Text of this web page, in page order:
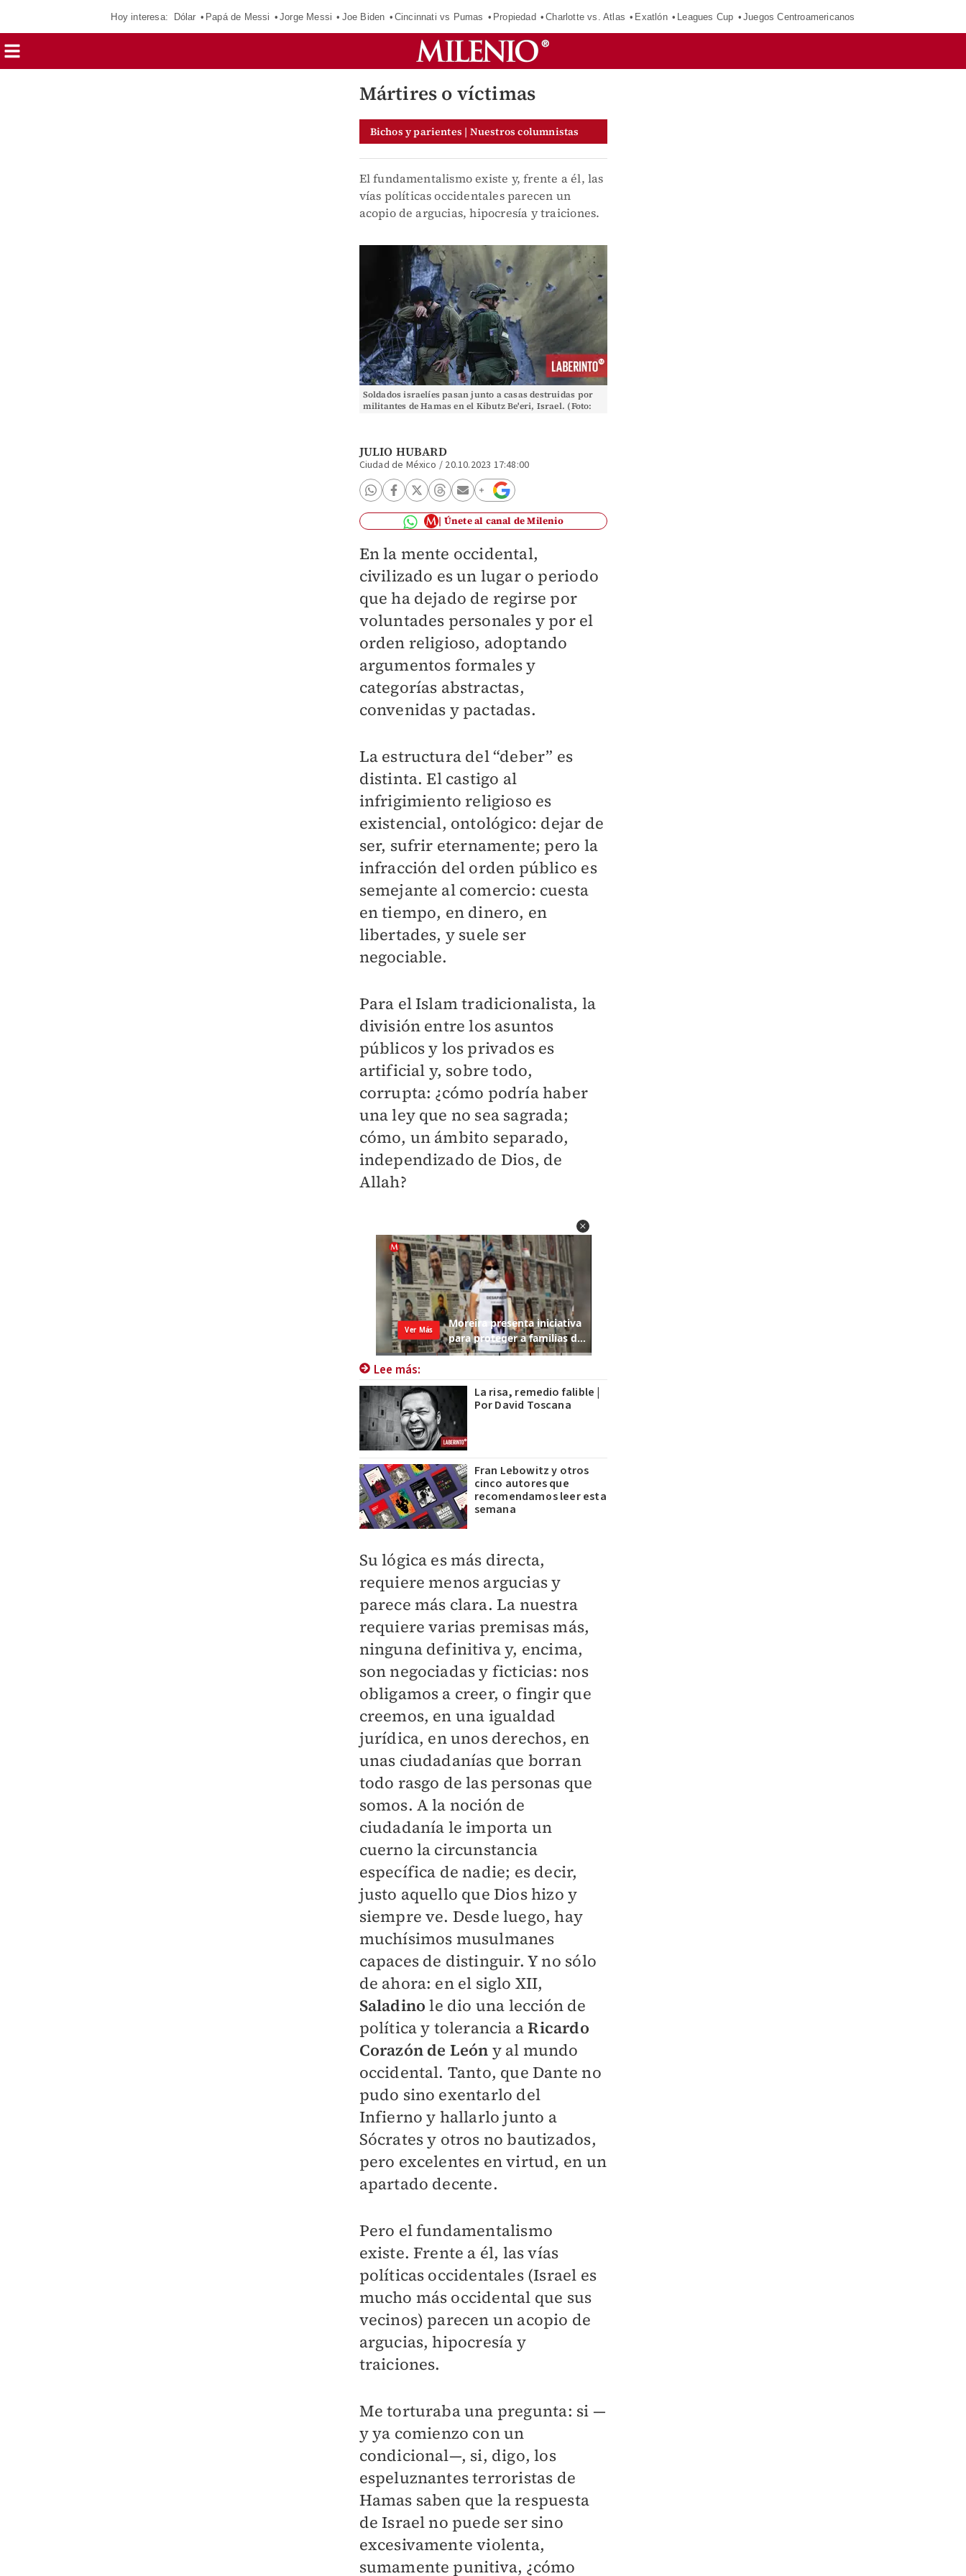
Hoy interesa: Dólar Papá de Messi Jorge Messi Joe Biden Cincinnati vs Pumas Propiedad Charlotte vs. Atlas Exatlón Leagues Cup Juegos Centroamericanos
Mártires o víctimas
Bichos y parientes | Nuestros columnistas
El fundamentalismo existe y, frente a él, las
vías políticas occidentales parecen un
acopio de argucias, hipocresía y traiciones.
Soldados israelíes pasan junto a casas destruidas por
militantes de Hamas en el Kibutz Be'eri, Israel. (Foto:
JULIO HUBARD
Ciudad de México / 20.10.2023 17:48:00
Únete al canal de Milenio
En la mente occidental,
civilizado es un lugar o periodo
que ha dejado de regirse por
voluntades personales y por el
orden religioso, adoptando
argumentos formales y
categorías abstractas,
convenidas y pactadas.
La estructura del “deber” es
distinta. El castigo al
infrigimiento religioso es
existencial, ontológico: dejar de
ser, sufrir eternamente; pero la
infracción del orden público es
semejante al comercio: cuesta
en tiempo, en dinero, en
libertades, y suele ser
negociable.
Para el Islam tradicionalista, la
división entre los asuntos
públicos y los privados es
artificial y, sobre todo,
corrupta: ¿cómo podría haber
una ley que no sea sagrada;
cómo, un ámbito separado,
independizado de Dios, de
Allah?
Lee más:
La risa, remedio falible |
Por David Toscana
Fran Lebowitz y otros
cinco autores que
recomendamos leer esta
semana
Su lógica es más directa,
requiere menos argucias y
parece más clara. La nuestra
requiere varias premisas más,
ninguna definitiva y, encima,
son negociadas y ficticias: nos
obligamos a creer, o fingir que
creemos, en una igualdad
jurídica, en unos derechos, en
unas ciudadanías que borran
todo rasgo de las personas que
somos. A la noción de
ciudadanía le importa un
cuerno la circunstancia
específica de nadie; es decir,
justo aquello que Dios hizo y
siempre ve. Desde luego, hay
muchísimos musulmanes
capaces de distinguir. Y no sólo
de ahora: en el siglo XII,
Saladino le dio una lección de
política y tolerancia aRicardo
Corazón de León y al mundo
occidental. Tanto, que Dante no
pudo sino exentarlo del
Infierno y hallarlo junto a
Sócrates y otros no bautizados,
pero excelentes en virtud, en un
apartado decente.
Pero el fundamentalismo
existe. Frente a él, las vías
políticas occidentales (Israel es
mucho más occidental que sus
vecinos) parecen un acopio de
argucias, hipocresía y
traiciones.
Me torturaba una pregunta: si —
y ya comienzo con un
condicional—, si, digo, los
espeluznantes terroristas de
Hamas saben que la respuesta
de Israel no puede ser sino
excesivamente violenta,
sumamente punitiva, ¿cómo